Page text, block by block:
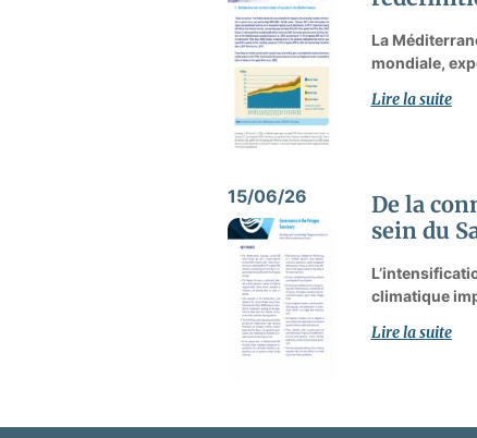
La
mondiale,
Lire la suite
15/06/26
De la
sein du
climatique
Lire la suite